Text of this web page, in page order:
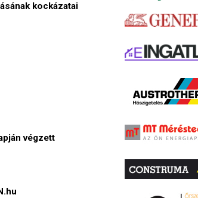
kockázatai
végzett